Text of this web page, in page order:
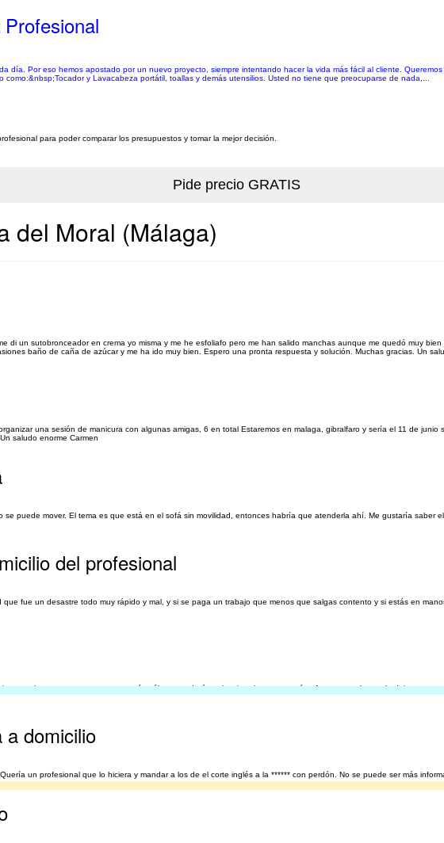
día. Por eso hemos apostado por un nuevo proyecto, siempre intentando hacer la vida más fácil al cliente.
y Lavacabeza portátil, toallas y demás utensilios. Usted no tiene que preocuparse de nada,...
para poder comparar los presupuestos y tomar la mejor decisión.
del Moral (Málaga)
di un sutobronceador en crema yo misma y me he esfoliafo pero me han salido manchas aunque me quedó muy bien
baño de caña de azúcar y me ha ido muy bien. Espero una pronta respuesta y solución. Muchas gracias. Un
una sesión de manicura con algunas amigas, 6 en total Estaremos en malaga, gibralfaro y sería el 11 de junio
saludo enorme Carmen
puede mover. El tema es que está en el sofá sin movilidad, entonces habría que atenderla ahí. Me gustaría saber el
del profesional
fue un desastre todo muy rápido y mal, y si se paga un trabajo que menos que salgas contento y si estás en
en algunas personas.- pero no sé cuál me quedará a mi mejor, si spray o aerógrafo, etc,, por lo que lo dejo para
a domicilio
un profesional que lo hiciera y mandar a los de el corte inglés a la ****** con perdón. No se puede ser más